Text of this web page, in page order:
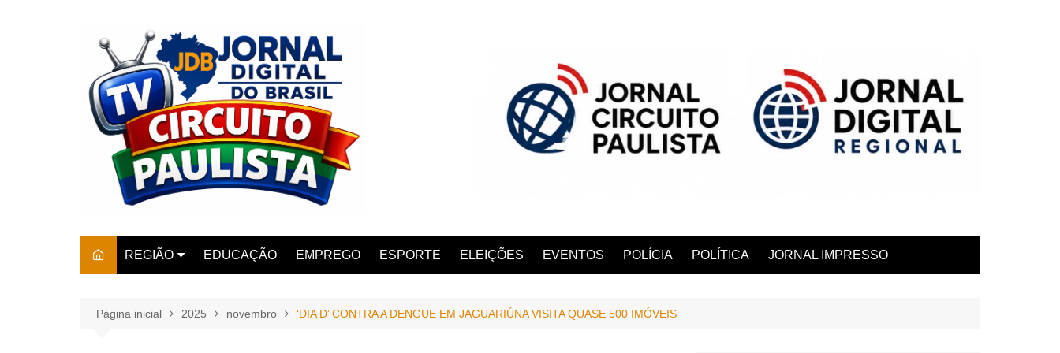
REGIÃO
AMPARO
EDUCAÇÃO EMPREGO ESPORTE ELEIÇÕES EVENTOS POLÍCIA POLÍTICA JORNAL IMPRESSO
Página inicial 2025 novembro ‘DIA D’ CONTRA A DENGUE EM JAGUARIÚNA VISITA QUASE 500 IMÓVEIS